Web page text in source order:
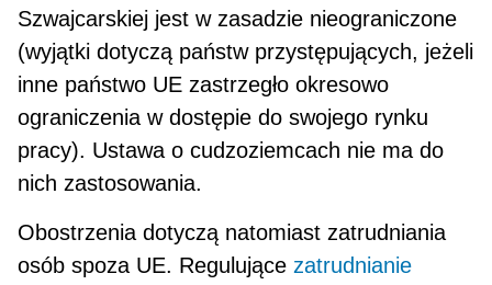
Szwajcarskiej jest w zasadzie nieograni­czone
(wyjątki dotyczą państw przystępujących, jeżeli
inne państwo UE zastrzegło okresowo
ograniczenia w dostępie do swojego rynku
pracy). Ustawa o cudzo­ziemcach nie ma do
nich zastosowania.
Obostrzenia dotyczą natomiast zatrudniania
osób spoza UE. Regulujące zatrudnianie